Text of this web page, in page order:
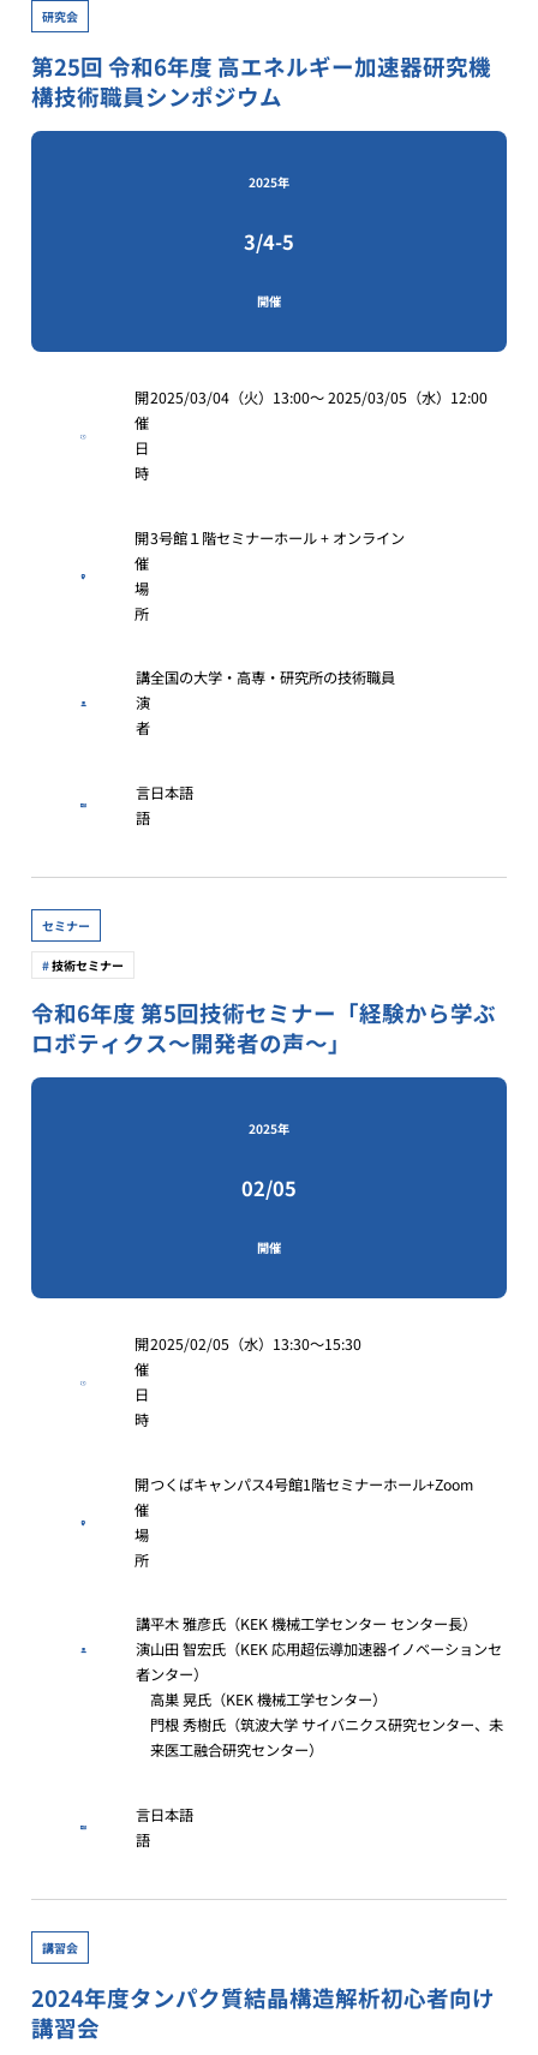
研究会
第25回 令和6年度 高エネルギー加速器研究機
構技術職員シンポジウム
2025年
3/4-5
開催
開
催
日
時
2025/03/04（火）13:00～ 2025/03/05（水）12:00
開
催
場
所
3号館１階セミナーホール + オンライン
講
演
者
全国の大学・高専・研究所の技術職員
言
語
日本語
セミナー
技術セミナー
令和6年度 第5回技術セミナー「経験から学ぶ
ロボティクス～開発者の声～」
2025年
02/05
開催
開
催
日
時
2025/02/05（水）13:30〜15:30
開
催
場
所
つくばキャンパス4号館1階セミナーホール+Zoom
講
演
者
平木 雅彦氏（KEK 機械工学センター センター長）
山田 智宏氏（KEK 応用超伝導加速器イノベーションセ
ンター）
高巣 晃氏（KEK 機械工学センター）
門根 秀樹氏（筑波大学 サイバニクス研究センター、未
来医工融合研究センター）
言
語
日本語
講習会
2024年度タンパク質結晶構造解析初心者向け
講習会